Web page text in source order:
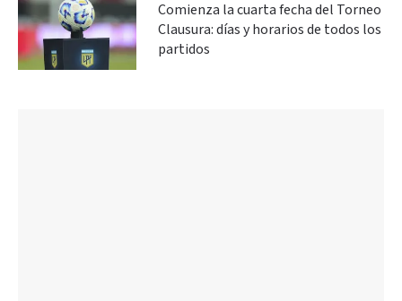
Comienza la cuarta fecha del Torneo
Clausura: días y horarios de todos los
partidos